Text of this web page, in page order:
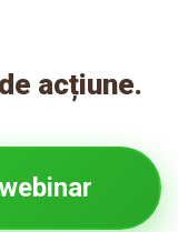
acțiune.